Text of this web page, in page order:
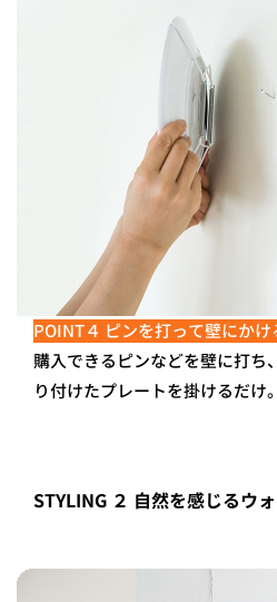
POINT４ ピンを打って壁にかけ
購入できるピンなどを壁に打ち
り付けたプレートを掛けるだけ。
STYLING ２ 自然を感じるウ